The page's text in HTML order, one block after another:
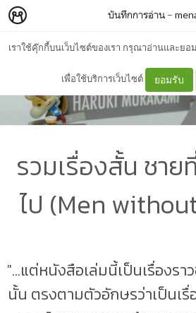
เราใช้คุ๊กกี้บนเว็บไซต์ของเรา กรุณาอ่านและยอ
เพื่อใช้บริการเว็บไซต์ ยอมรับ
บันทึกการอ่าน–
รวมเรื่องสั้น ชา
ไป (Men
"...แต่หนังสือเล่มนี้เป็นเรื่องร
นั้น ตรงตามตัวอักษรว่าเป็นเรื่